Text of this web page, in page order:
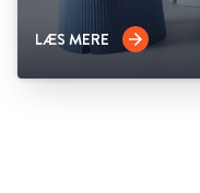
LÆS MERE arrow_forward